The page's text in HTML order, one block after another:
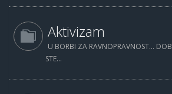
Aktivizam
U BORBI ZA RAVNOPRAVNOST...
STE...